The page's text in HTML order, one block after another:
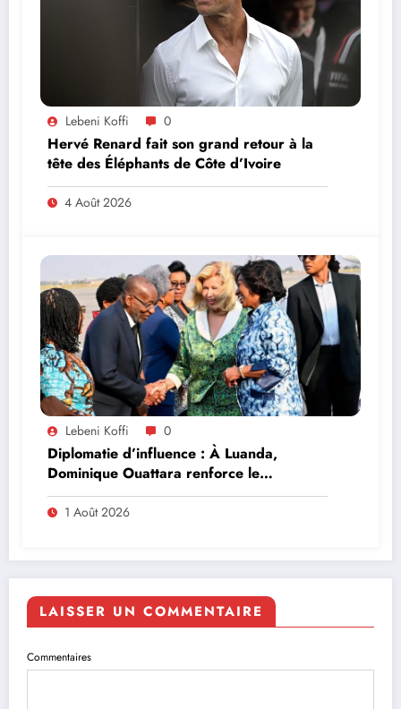
Lebeni Koffi 0
Hervé Renard fait son grand retour à la
tête des Éléphants de Côte d’Ivoire
4 Août 2026
Lebeni Koffi 0
Diplomatie d’influence : À Luanda,
Dominique Ouattara renforce le
leadership solidaire de la Côte d’Ivoire en
Afrique
1 Août 2026
LAISSER UN COMMENTAIRE
Commentaires